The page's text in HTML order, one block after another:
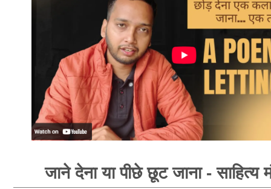
जाने देना या पीछे छूट जाना - साहित्य